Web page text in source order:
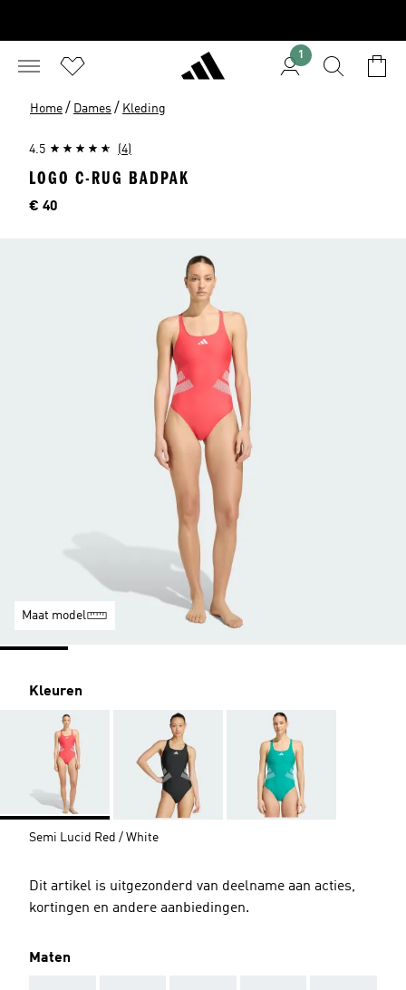
1
Home / Dames / Kleding
4.5 (4)
LOGO C-RUG BADPAK
Prijs
€ 40
Maat model
Kleuren
Semi Lucid Red / White
Dit artikel is uitgezonderd van deelname aan acties,
kortingen en andere aanbiedingen.
Maten